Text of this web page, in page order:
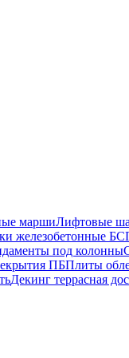
маршиЛифтовые
железобетонные
под колонны
ПБПлиты
Декинг террасная